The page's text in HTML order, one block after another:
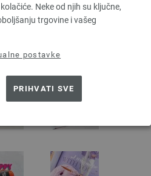
Neke od njih su ključne,
trgovine i vašeg
postavke
PRIHVATI SVE